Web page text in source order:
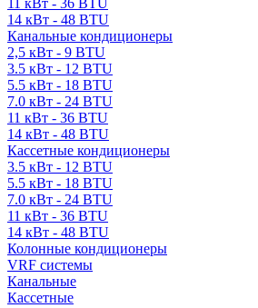
11 кВт - 36 BTU
14 кВт - 48 BTU
Канальные кондиционеры
2,5 кВт - 9 BTU
3.5 кВт - 12 BTU
5.5 кВт - 18 BTU
7.0 кВт - 24 BTU
11 кВт - 36 BTU
14 кВт - 48 BTU
Кассетные кондиционеры
3.5 кВт - 12 BTU
5.5 кВт - 18 BTU
7.0 кВт - 24 BTU
11 кВт - 36 BTU
14 кВт - 48 BTU
Колонные кондиционеры
VRF системы
Канальные
Кассетные